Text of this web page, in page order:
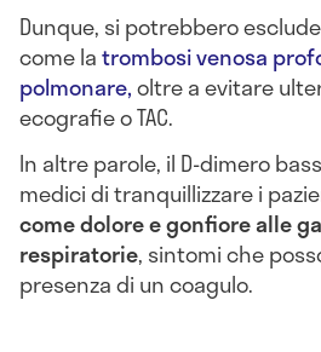
Dunque, si potrebbero
come latrombosi venosa
polmonare,oltre a evitare
ecografie o TAC.
In altre parole, il D-dimero
medici di tranquillizzare i
come dolore e gonfiore alle
respiratorie, sintomi che
presenza di un coagulo.